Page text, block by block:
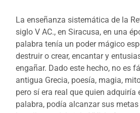
La enseñanza sistemática de la
siglo V AC., en Siracusa, en una
palabra tenía un poder mágico
destruir o crear, encantar y
engañar. Dado este hecho, no es
antigua Grecia, poesía, magia,
pero sí era real que quien adquiría
palabra, podía alcanzar sus